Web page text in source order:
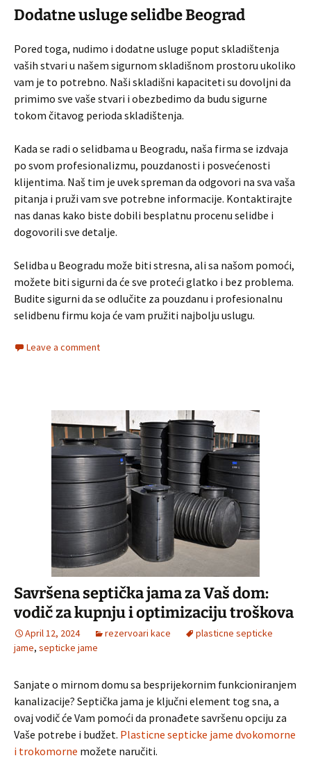
Dodatne usluge selidbe Beograd
Pored toga, nudimo i dodatne usluge poput skladištenja
vaših stvari u našem sigurnom skladišnom prostoru ukoliko
vam je to potrebno. Naši skladišni kapaciteti su dovoljni da
primimo sve vaše stvari i obezbedimo da budu sigurne
tokom čitavog perioda skladištenja.
Kada se radi o selidbama u Beogradu, naša firma se izdvaja
po svom profesionalizmu, pouzdanosti i posvećenosti
klijentima. Naš tim je uvek spreman da odgovori na sva vaša
pitanja i pruži vam sve potrebne informacije. Kontaktirajte
nas danas kako biste dobili besplatnu procenu selidbe i
dogovorili sve detalje.
Selidba u Beogradu može biti stresna, ali sa našom pomoći,
možete biti sigurni da će sve proteći glatko i bez problema.
Budite sigurni da se odlučite za pouzdanu i profesionalnu
selidbenu firmu koja će vam pružiti najbolju uslugu.
Leave a comment
Savršena septička jama za Vaš dom:
vodič za kupnju i optimizaciju troškova
April 12, 2024 rezervoari kace
plasticne septicke
jame, septicke jame
Sanjate o mirnom domu sa besprijekornim funkcioniranjem
kanalizacije? Septička jama je ključni element tog sna, a
ovaj vodič će Vam pomoći da pronađete savršenu opciju za
Vaše potrebe i budžet. Plasticne septicke jame dvokomorne
i trokomorne možete naručiti.